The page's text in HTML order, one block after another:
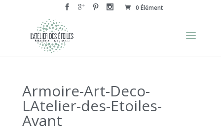
0 Élément
Armoire-Art-Deco-
LAtelier-des-Etoiles-
Avant